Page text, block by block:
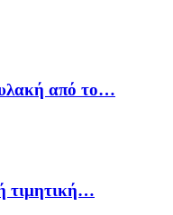
από το…
τιμητική…